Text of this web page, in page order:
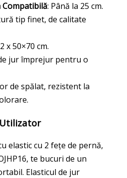
Compatibilă: Până la 25 cm.
tip finet, de calitate
x 50×70 cm.
jur împrejur pentru o
de spălat, rezistent la
elastic cu 2 fețe de pernă,
te bucuri de un
Elasticul de jur